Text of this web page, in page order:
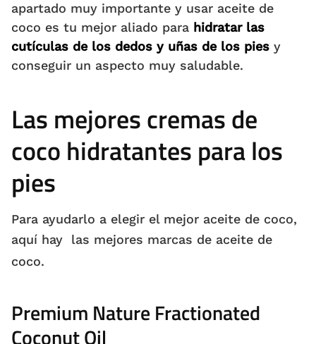
apartado muy importante y usar aceite de
coco es tu mejor aliado para hidratar las
cutículas de los dedos y uñas de los pies y
conseguir un aspecto muy saludable.
Las mejores cremas de
coco hidratantes para los
pies
Para ayudarlo a elegir el mejor aceite de coco,
aquí hay
las mejores marcas de aceite de
coco.
Premium Nature Fractionated
Coconut Oil